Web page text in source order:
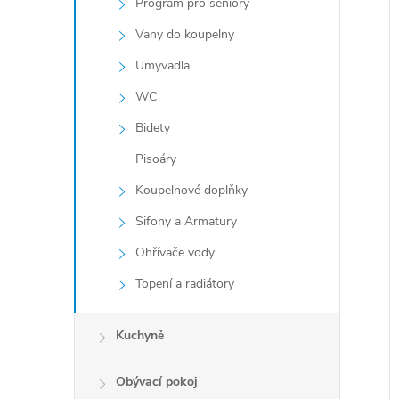
Vany do koupelny
Umyvadla
WC
Bidety
Pisoáry
Koupelnové doplňky
Sifony a Armatury
Ohřívače vody
Topení a radiátory
Kuchyně
Obývací pokoj